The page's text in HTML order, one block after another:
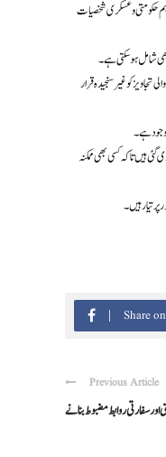
حکومتی و عسکری شخصیات
شامل ہو سکتی ہے۔
کو غیر سنجیدہ قرار
ہے۔
ہیں تاکہ کسی بھی ممکنہ
تیار ہیں۔
Share
Previous Article